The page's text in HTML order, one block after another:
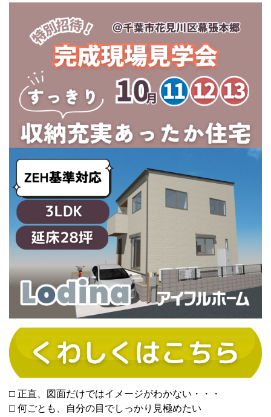
□ 正直、図面だけではイメージがわかない・・・
□ 何ごとも、自分の目でしっかり見極めたい